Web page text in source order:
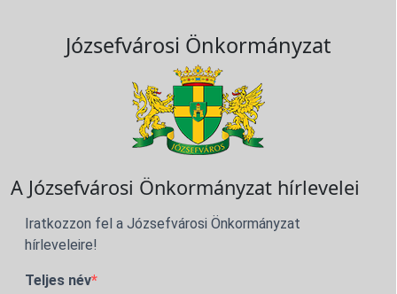
Józsefvárosi Önkormányzat
A Józsefvárosi Önkormányzat hírlevelei
Iratkozzon fel a Józsefvárosi Önkormányzat
hírleveleire!
Teljes név